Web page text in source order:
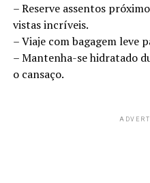
– Reserve assentos
vistas incríveis.
– Viaje com bagagem leve
– Mantenha-se hidratado
o cansaço.